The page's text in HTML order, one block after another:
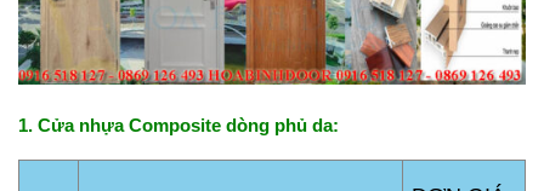
1. Cửa nhựa Composite dòng phủ da: